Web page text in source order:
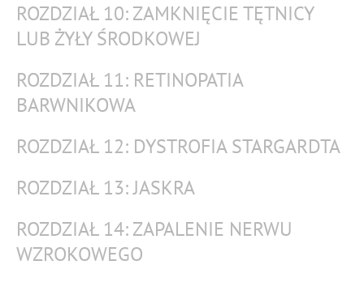
ROZDZIAŁ 10: ZAMKNIĘCIE TĘTNICY
LUB ŻYŁY ŚRODKOWEJ
ROZDZIAŁ 11: RETINOPATIA
BARWNIKOWA
ROZDZIAŁ 12: DYSTROFIA STARGARDTA
ROZDZIAŁ 13: JASKRA
ROZDZIAŁ 14: ZAPALENIE NERWU
WZROKOWEGO